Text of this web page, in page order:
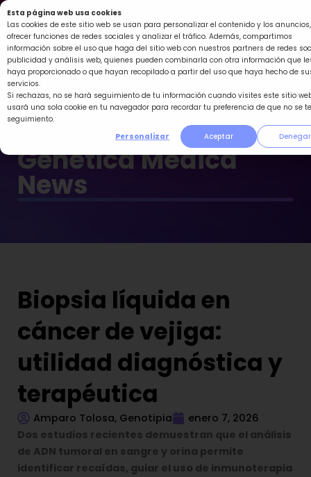
Esta página web usa cookies
Las cookies de este sitio web se usan para personalizar el contenido y los anuncios,
ofrecer funciones de redes sociales y analizar el tráfico. Además, compartimos
información sobre el uso que haga del sitio web con nuestros partners de redes
publicidad y análisis web, quienes pueden combinarla con otra información que
haya proporcionado o que hayan recopilado a partir del uso que haya hecho de
servicios.
Si rechazas, no se hará seguimiento de tu información cuando visites este sitio
usará una sola cookie en tu navegador para recordar tu preferencia de que no se
seguimiento.
Personalizar
Aceptar Denegar
Ir
al
contenido
Genética Médica
News
Biopsia líquida en
cáncer de vejiga:
utilidad diagnóstica y
terapéutica
Amparo Tolosa, Genotipia
enero 7, 2026
Dos estudios recientes demuestran que el análisis
de ADN tumoral en sangre y orina permite
identificar recaídas, guiar el uso de inmunoterapia